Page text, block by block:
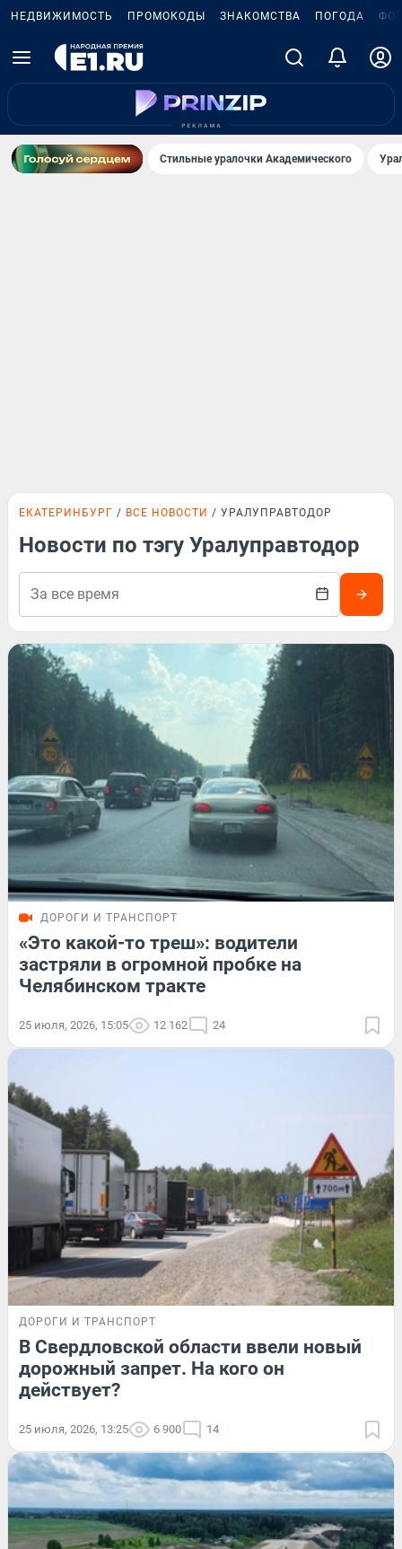
НЕДВИЖИМОСТЬ ПРОМОКОДЫ ЗНАКОМСТВА ПОГОДА
Стильные уралочки Академического
ЕКАТЕРИНБУРГ ВСЕ НОВОСТИ УРАЛУПРАВТОДОР
Новости по тэгу Уралуправтодор
ДОРОГИ И ТРАНСПОРТ
«Это какой-то треш»: водители
застряли в огромной пробке на
Челябинском тракте
25 июля, 2026, 15:05 12 162 24
ДОРОГИ И ТРАНСПОРТ
В Свердловской области ввели новый
дорожный запрет. На кого он
действует?
25 июля, 2026, 13:25 6 900 14